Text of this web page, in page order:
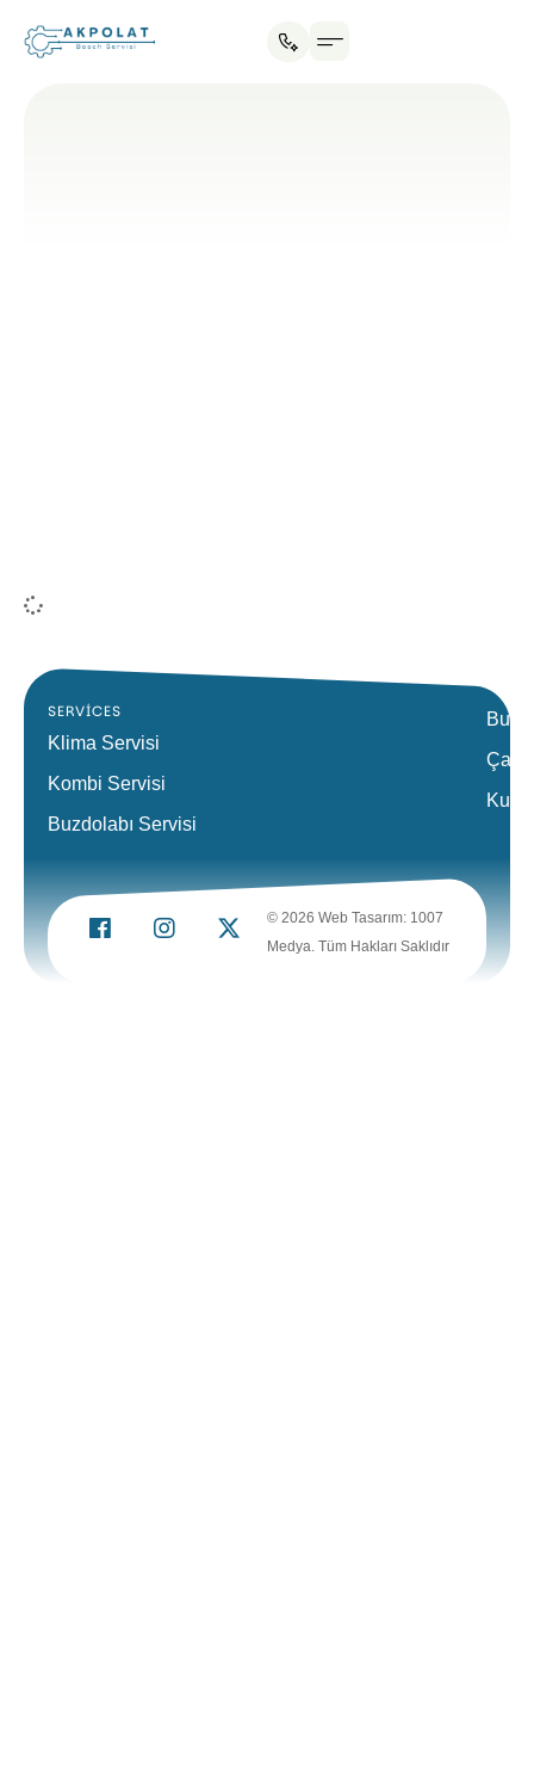
SERVICES
Klima Servisi
Kombi Servisi
Buzdolabı Servisi
© 2026 Web Tasarım: 1007
Medya. Tüm Hakları Saklıdır